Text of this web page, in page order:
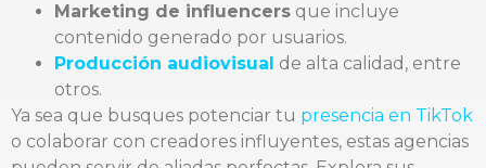
Marketing de influencers que incluye
contenido generado por usuarios.
Producción audiovisual de alta calidad, entre
otros.
Ya sea que busques potenciar tu presencia en TikTok
o colaborar con creadores influyentes, estas agencias